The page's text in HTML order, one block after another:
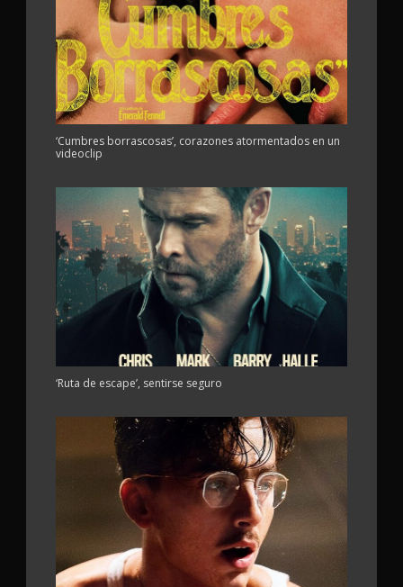
‘Cumbres borrascosas’, corazones atormentados en un
videoclip
‘Ruta de escape’, sentirse seguro